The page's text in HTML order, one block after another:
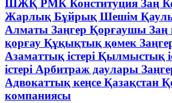
ШЖҚ РМК Конституция Заң
Жарлық Бұйрық Шешім
Алматы Заңгер Қорғаушы Заң
қорғау Құқықтық қөмек
Азаматтық істері Қылмыстық
істері Арбитраж даулары
Адвокаттық кеңсе Қазақстан
компаниясы